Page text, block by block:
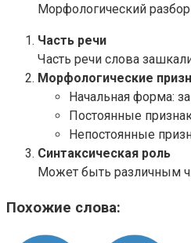
Морфологический разбор
Часть речи
Часть речи слова
Морфологические
Начальная форма:
Постоянные
Непостоянные
Синтаксическая роль
Может быть различным
Похожие слова: